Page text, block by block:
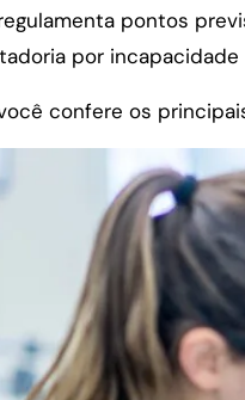
pontos
por
confere os